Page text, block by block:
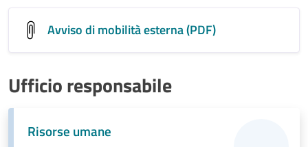
Avviso di mobilità esterna (PDF)
Ufficio responsabile
Risorse umane